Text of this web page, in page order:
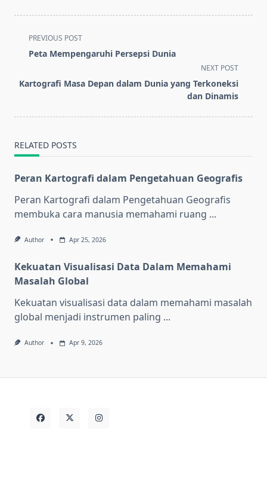
<span
class="nav-
screen-
PREVIOUS POST
Peta Mempengaruhi Persepsi Dunia
NEXT POST
Kartografi Masa Depan dalam Dunia yang Terkoneksi
dan Dinamis
RELATED POSTS
Peran Kartografi dalam Pengetahuan Geografis
Peran Kartografi dalam Pengetahuan Geografis
membuka cara manusia memahami ruang ...
Author Apr 25, 2026
Kekuatan Visualisasi Data Dalam Memahami
Masalah Global
Kekuatan visualisasi data dalam memahami masalah
global menjadi instrumen paling ...
Author Apr 9, 2026